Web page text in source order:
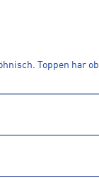
Toppen har